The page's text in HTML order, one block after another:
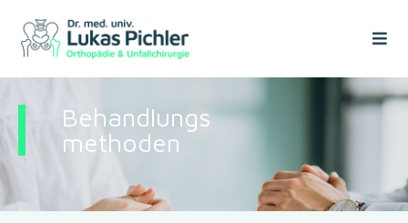
Behandlungs
methoden